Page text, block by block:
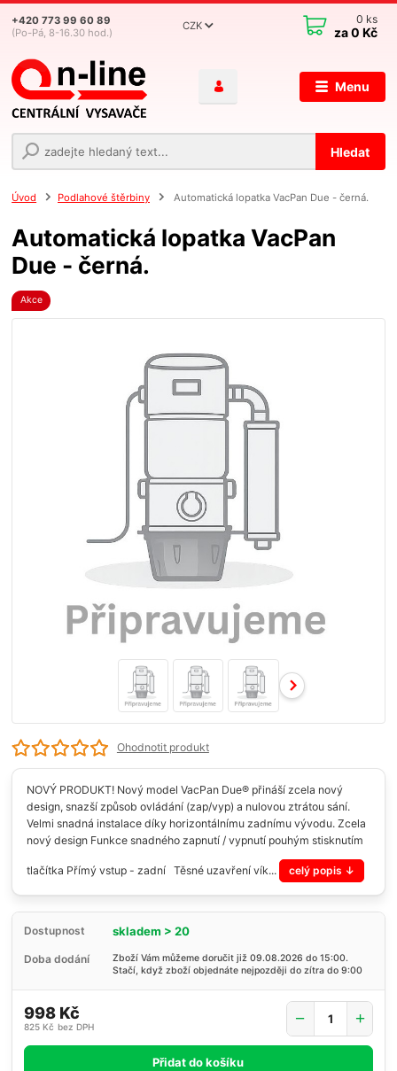
Menu
CZK
Hledat
+420 773 99 60 89
(Po-Pá, 8-16.30 hod.)
0 ks
za0 Kč
Úvod Podlahové štěrbiny Automatická lopatka VacPan Due - černá.
Automatická lopatka VacPan
Due - černá.
Akce
Ohodnotit produkt
NOVÝ PRODUKT! Nový model VacPan Due® přináší zcela nový
design, snazší způsob ovládání (zap/vyp) a nulovou ztrátou sání.
Velmi snadná instalace díky horizontálnímu zadnímu vývodu. Zcela
nový design Funkce snadného zapnutí / vypnutí pouhým stisknutím
tlačítka Přímý vstup - zadní Těsné uzavření vík... celý popis
Dostupnost skladem > 20
Doba dodání
Zboží Vám můžeme doručit již 09.08.2026 do 15:00.
Stačí, když zboží objednáte nejpozději do zítra do 9:00
998 Kč
825 Kč bez DPH
Přidat do košíku